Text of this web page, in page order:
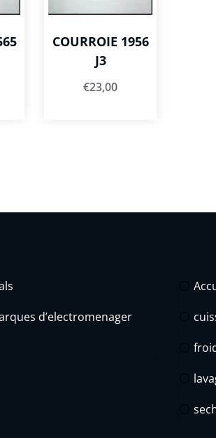
COURROIE 1956
J3
€23,00
d’electromenager